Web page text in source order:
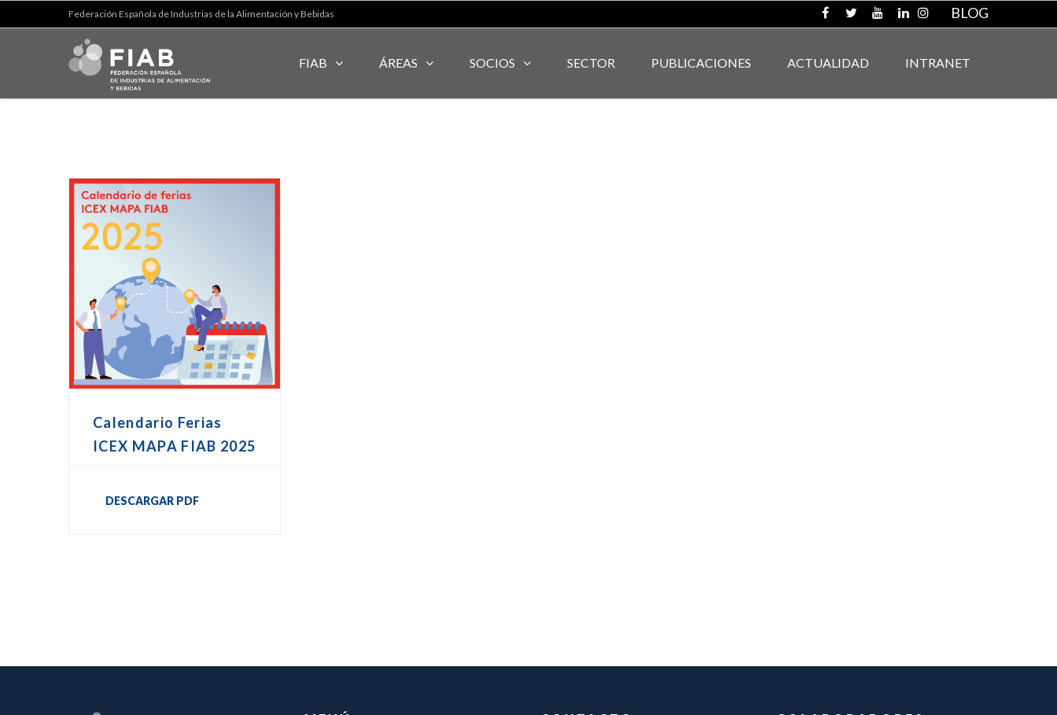
Federación Española de Industrias de la Alimentación y Bebidas BLOG
FIAB ÁREAS SOCIOS SECTOR PUBLICACIONES ACTUALIDAD INTRANET
Calendario Ferias
ICEX MAPA FIAB 2025
DESCARGAR PDF